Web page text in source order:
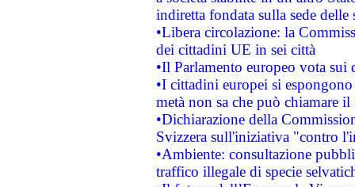
indiretta fondata sulla sede delle
•Libera circolazione: la
dei cittadini UE in sei città
•Il Parlamento europeo vota sui
•I cittadini europei si
metà non sa che può chiamare
•Dichiarazione della
Svizzera sull'iniziativa "contro
•Ambiente: consultazione
traffico illegale di specie